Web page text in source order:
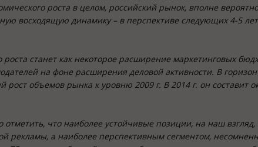
роста в целом, российский рынок, вполне
восходящую динамику – в перспективе следующих 4-5
станет как некоторое расширение маркетинговых
на фоне расширения деловой активности. В
объемов рынка к уровню 2009 г. В 2014 г. он составит
отметить, что наиболее устойчивые позиции, на наш
рекламы, а наиболее перспективным сегментом,